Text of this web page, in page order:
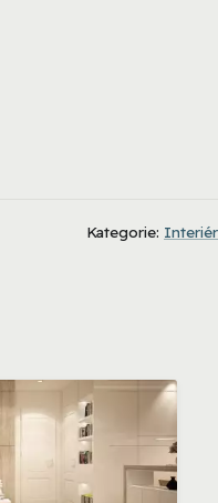
Kategorie: Interiér